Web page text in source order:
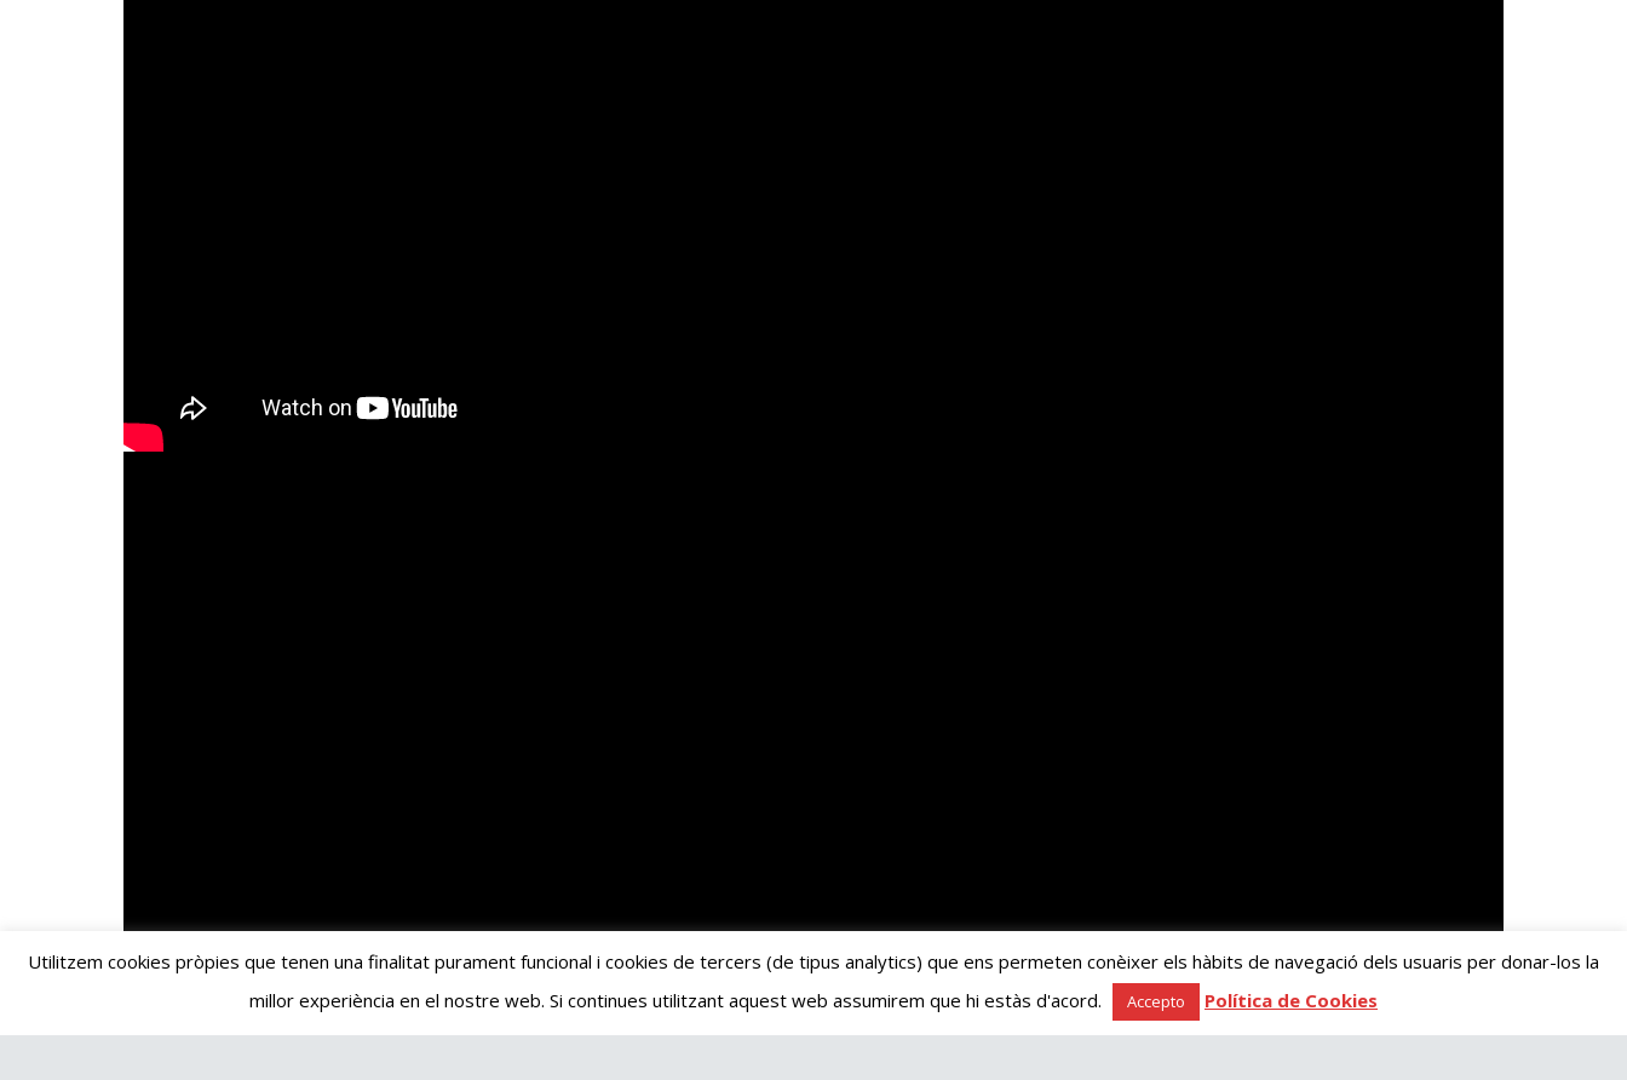
Utilitzem cookies pròpies que tenen una finalitat purament funcional i cookies de tercers (de tipus analytics) que ens permeten conèixer els hàbits de navegació dels usuaris per donar-los la
millor experiència en el nostre web. Si continues utilitzant aquest web assumirem que hi estàs d'acord.
Accepto Política de Cookies